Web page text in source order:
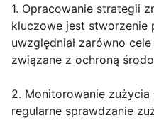
1. Opracowanie strategii
kluczowe jest stworzenie
uwzględniał zarówno
związane z ochroną
2. Monitorowanie
regularne sprawdzanie